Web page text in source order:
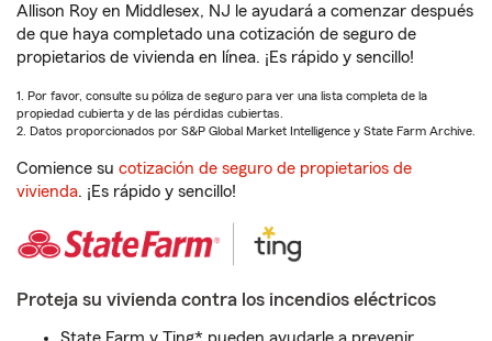
Allison Roy en Middlesex, NJ le ayudará a comenzar después
de que haya completado una cotización de seguro de
propietarios de vivienda en línea. ¡Es rápido y sencillo!
1. Por favor, consulte su póliza de seguro para ver una lista completa de la
propiedad cubierta y de las pérdidas cubiertas.
2. Datos proporcionados por S&P Global Market Intelligence y State Farm Archive.
Comience su cotización de seguro de propietarios de
vivienda. ¡Es rápido y sencillo!
Proteja su vivienda contra los incendios eléctricos